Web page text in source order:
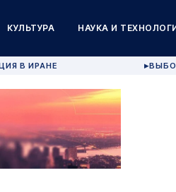
КУЛЬТУРА НАУКА И
В ИРАНЕ ▶